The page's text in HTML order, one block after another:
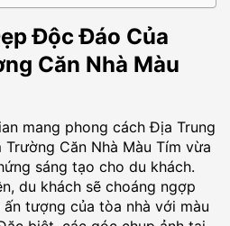
Độc Đáo Của
Căn Nhà Màu
mang phong cách Địa Trung
Căn Nhà Màu Tím vừa
sáng tạo cho du khách.
du khách sẽ choáng ngợp
tượng của tòa nhà với màu